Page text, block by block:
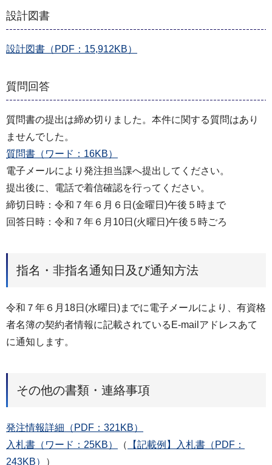
設計図書
設計図書（PDF：15,912KB）
質問回答
質問書の提出は締め切りました。本件に関する質問はあり
ませんでした。
質問書（ワード：16KB）
電子メールにより発注担当課へ提出してください。
提出後に、電話で着信確認を行ってください。
締切日時：令和７年６月６日(金曜日)午後５時まで
回答日時：令和７年６月10日(火曜日)午後５時ごろ
指名・非指名通知日及び通知方法
令和７年６月18日(水曜日)までに電子メールにより、有資格
者名簿の契約者情報に記載されているE-mailアドレスあて
に通知します。
その他の書類・連絡事項
発注情報詳細（PDF：321KB）
入札書（ワード：25KB）
（
【記載例】入札書（PDF：
243KB）
）